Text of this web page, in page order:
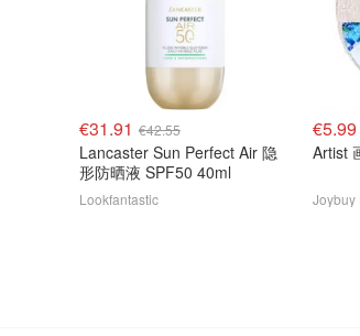
€31.91 €42.55
Lancaster Sun Perfect Air 隐
形防晒液 SPF50 40ml
Lookfantastic
€5.99
Artist
Joybuy